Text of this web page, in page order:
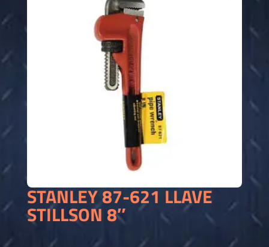
STANLEY 87-621 LLAVE
STILLSON 8″